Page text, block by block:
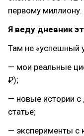
первому миллиону.
Я веду дневник
Там не «успешный
— мои реальные
₽);
— новые истории с
статье;
— эксперименты с